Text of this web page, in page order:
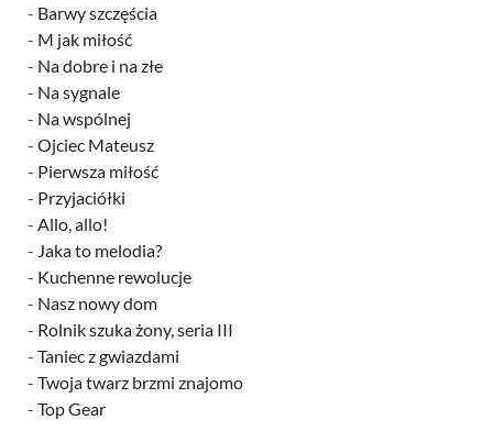
- Barwy szczęścia
- M jak miłość
- Na dobre i na złe
- Na sygnale
- Na wspólnej
- Ojciec Mateusz
- Pierwsza miłość
- Przyjaciółki
- Allo, allo!
- Jaka to melodia?
- Kuchenne rewolucje
- Nasz nowy dom
- Rolnik szuka żony, seria III
- Taniec z gwiazdami
- Twoja twarz brzmi znajomo
- Top Gear